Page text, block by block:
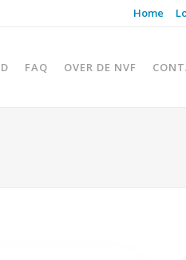
Home
FAQ OVER DE NVF